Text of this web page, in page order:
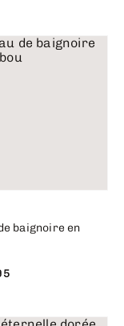
baignoire en